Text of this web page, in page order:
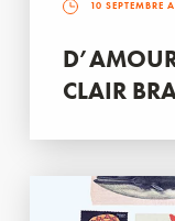
10 SEPTEMBRE
CLAIR